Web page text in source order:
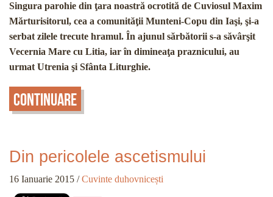
Singura parohie din ţara noastră ocrotită de Cuviosul Maxim
Mărturisitorul, cea a comunităţii Munteni-Copu din Iaşi, şi-a
serbat zilele trecute hramul. În ajunul sărbătorii s-a săvârşit
Vecernia Mare cu Litia, iar în dimineaţa praznicului, au
urmat Utrenia şi Sfânta Liturghie.
Continuare
Din pericolele ascetismului
16 Ianuarie 2015 /Cuvinte duhovnicești